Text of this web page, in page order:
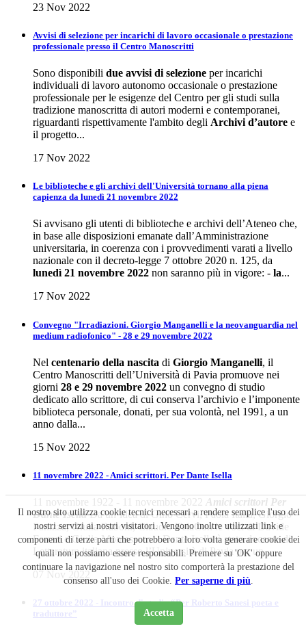
Il nostro sito utilizza cookie tecnici necessari a rendere semplice l'uso dei
nostri servizi ai nostri visitatori. Vengono inoltre utilizzati link e
componenti di terze parti che potrebbero a loro volta generare cookie dei
quali non possiamo essere responsabili. Premere su 'OK' oppure
continuare la navigazione nel nostro sito comporterà la prestazione del
consenso all'uso dei Cookie. Per saperne di più.
Accetta
23 Nov 2022
Avvisi di selezione per incarichi di lavoro occasionale o prestazione
professionale presso il Centro Manoscritti
Sono disponibili due avvisi di selezione per incarichi
individuali di lavoro autonomo occasionale o prestazione
professionale per le esigenze del Centro per gli studi sulla
tradizione manoscritta di autori moderni e contemporanei,
riguardanti rispettivamente l'ambito degli Archivi d’autore e
il progetto...
17 Nov 2022
Le biblioteche e gli archivi dell'Università tornano alla piena
capienza da lunedì 21 novembre 2022
Si avvisano gli utenti di biblioteche e archivi dell’Ateneo che,
in base alle disposizioni emanate dall’Amministrazione
universitaria, in coerenza con i provvedimenti varati a livello
nazionale con il decreto-legge 7 ottobre 2020 n. 125, da
lunedì 21 novembre 2022 non saranno più in vigore: - la...
17 Nov 2022
Convegno "Irradiazioni. Giorgio Manganelli e la neovanguardia nel
medium radiofonico" - 28 e 29 novembre 2022
Nel centenario della nascita di Giorgio Manganelli, il
Centro Manoscritti dell’Università di Pavia promuove nei
giorni 28 e 29 novembre 2022 un convegno di studio
dedicato allo scrittore, di cui conserva l’archivio e l’imponente
biblioteca personale, donati, per sua volontà, nel 1991, a un
anno dalla...
15 Nov 2022
11 novembre 2022 - Amici scrittori. Per Dante Isella
11 novembre 1922 - 11 novembre 2022 Amici scrittori Per
Dante IsellaDa un’idea di Gino Cervi, Paola Italia, Giorgio
Panizza, Giulia Raboni, Claudio VelaCon le voci di Davide
Ferrari e Giulia Montessoro. Dante Isella è stato docente di
Letteratura italiana presso l’Università di Pavia per un...
07 Nov 2022
27 ottobre 2022 - Incontro di studio “Per Roberto Sanesi poeta e
traduttore”